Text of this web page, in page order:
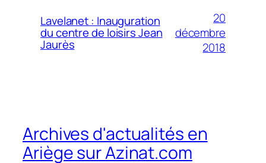
Lavelanet : Inauguration
du centre de loisirs Jean
Jaurès
20
décembre
2018
Archives d'actualités en
Ariège sur Azinat.com